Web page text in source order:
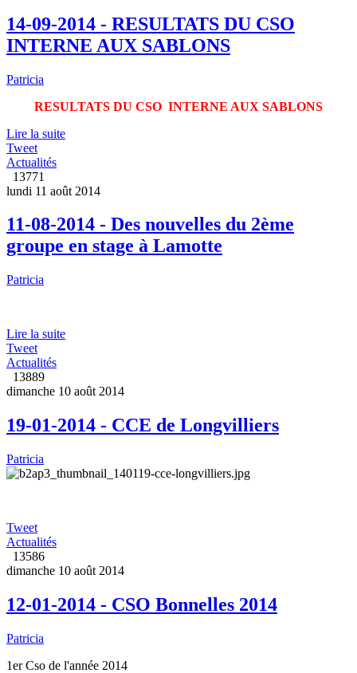
14-09-2014 - RESULTATS DU CSO
INTERNE AUX SABLONS
Patricia
RESULTATS DU CSO INTERNE AUX SABLONS
Lire la suite
Tweet
Actualités
13771
lundi 11 août 2014
11-08-2014 - Des nouvelles du 2ème
groupe en stage à Lamotte
Patricia
Lire la suite
Tweet
Actualités
13889
dimanche 10 août 2014
19-01-2014 - CCE de Longvilliers
Patricia
Tweet
Actualités
13586
dimanche 10 août 2014
12-01-2014 - CSO Bonnelles 2014
Patricia
1er Cso de l'année 2014